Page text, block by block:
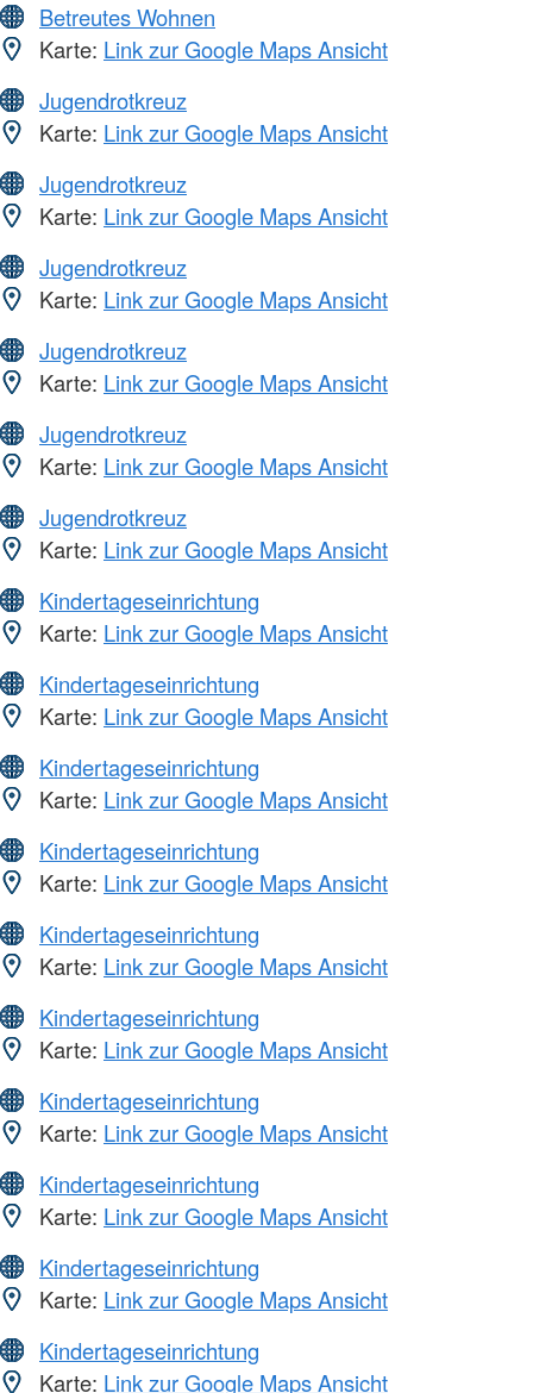
Betreutes Wohnen
Karte: Link zur Google Maps Ansicht
Jugendrotkreuz
Karte: Link zur Google Maps Ansicht
Jugendrotkreuz
Karte: Link zur Google Maps Ansicht
Jugendrotkreuz
Karte: Link zur Google Maps Ansicht
Jugendrotkreuz
Karte: Link zur Google Maps Ansicht
Jugendrotkreuz
Karte: Link zur Google Maps Ansicht
Jugendrotkreuz
Karte: Link zur Google Maps Ansicht
Kindertageseinrichtung
Karte: Link zur Google Maps Ansicht
Kindertageseinrichtung
Karte: Link zur Google Maps Ansicht
Kindertageseinrichtung
Karte: Link zur Google Maps Ansicht
Kindertageseinrichtung
Karte: Link zur Google Maps Ansicht
Kindertageseinrichtung
Karte: Link zur Google Maps Ansicht
Kindertageseinrichtung
Karte: Link zur Google Maps Ansicht
Kindertageseinrichtung
Karte: Link zur Google Maps Ansicht
Kindertageseinrichtung
Karte: Link zur Google Maps Ansicht
Kindertageseinrichtung
Karte: Link zur Google Maps Ansicht
Kindertageseinrichtung
Karte: Link zur Google Maps Ansicht